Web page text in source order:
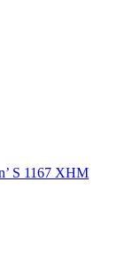
S 1167 XHM